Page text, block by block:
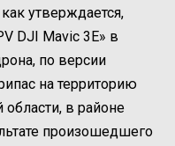
утверждается,
DJI Mavic 3E» в
по версии
на территорию
в районе
произошедшего